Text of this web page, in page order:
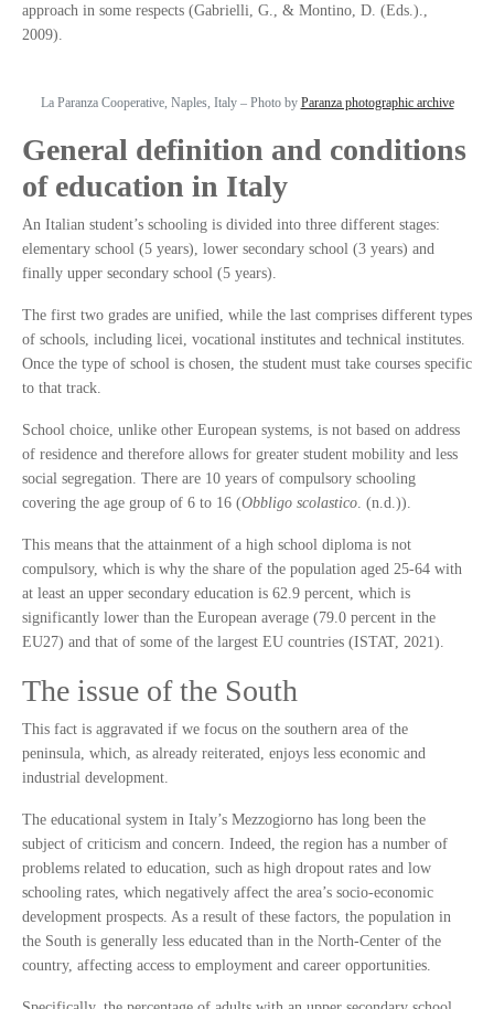
approach in some respects (Gabrielli, G., & Montino, D. (Eds.).,
2009).
La Paranza Cooperative, Naples, Italy – Photo by Paranza photographic archive
General definition and conditions
of education in Italy
An Italian student’s schooling is divided into three different stages:
elementary school (5 years), lower secondary school (3 years) and
finally upper secondary school (5 years).
The first two grades are unified, while the last comprises different types
of schools, including licei, vocational institutes and technical institutes.
Once the type of school is chosen, the student must take courses specific
to that track.
School choice, unlike other European systems, is not based on address
of residence and therefore allows for greater student mobility and less
social segregation. There are 10 years of compulsory schooling
covering the age group of 6 to 16 (Obbligo scolastico . (n.d.)).
This means that the attainment of a high school diploma is not
compulsory, which is why the share of the population aged 25-64 with
at least an upper secondary education is 62.9 percent, which is
significantly lower than the European average (79.0 percent in the
EU27) and that of some of the largest EU countries (ISTAT, 2021).
The issue of the South
This fact is aggravated if we focus on the southern area of the
peninsula, which, as already reiterated, enjoys less economic and
industrial development.
The educational system in Italy’s Mezzogiorno has long been the
subject of criticism and concern. Indeed, the region has a number of
problems related to education, such as high dropout rates and low
schooling rates, which negatively affect the area’s socio-economic
development prospects. As a result of these factors, the population in
the South is generally less educated than in the North-Center of the
country, affecting access to employment and career opportunities.